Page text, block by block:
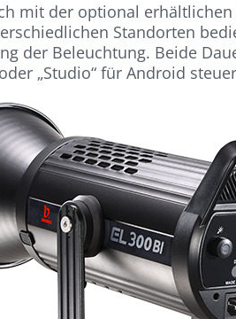
mit der optional
Standorten
der Beleuchtung. Beide
„Studio“ für Android